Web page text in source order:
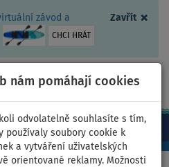
Zavřít ×
závod a
CHCI HRÁT
nám pomáhají cookies
odvolatelně souhlasíte s tím,
používaly soubory cookie k
a vytváření uživatelských
orientované reklamy. Možnosti
+420 467 409 090 0ks